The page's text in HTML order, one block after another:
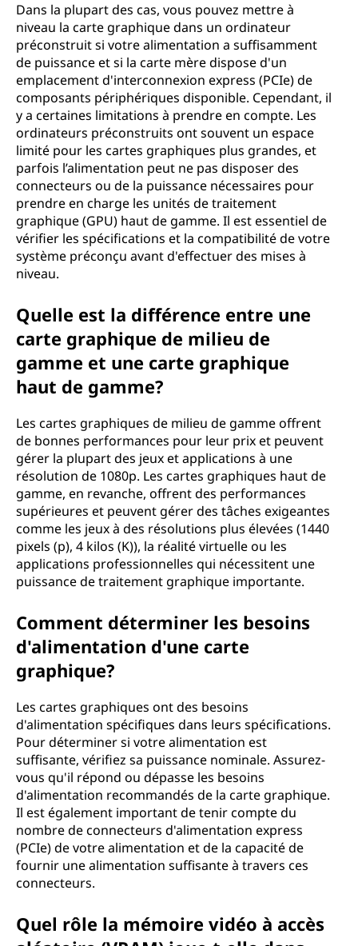
Dans la plupart des cas, vous pouvez mettre à
niveau la carte graphique dans un ordinateur
préconstruit si votre alimentation a suffisamment
de puissance et si la carte mère dispose d'un
emplacement d'interconnexion express (PCIe) de
composants périphériques disponible. Cependant, il
y a certaines limitations à prendre en compte. Les
ordinateurs préconstruits ont souvent un espace
limité pour les cartes graphiques plus grandes, et
parfois l’alimentation peut ne pas disposer des
connecteurs ou de la puissance nécessaires pour
prendre en charge les unités de traitement
graphique (GPU) haut de gamme. Il est essentiel de
vérifier les spécifications et la compatibilité de votre
système préconçu avant d'effectuer des mises à
niveau.
Quelle est la différence entre une
carte graphique de milieu de
gamme et une carte graphique
haut de gamme?
Les cartes graphiques de milieu de gamme offrent
de bonnes performances pour leur prix et peuvent
gérer la plupart des jeux et applications à une
résolution de 1080p. Les cartes graphiques haut de
gamme, en revanche, offrent des performances
supérieures et peuvent gérer des tâches exigeantes
comme les jeux à des résolutions plus élevées (1440
pixels (p), 4 kilos (K)), la réalité virtuelle ou les
applications professionnelles qui nécessitent une
puissance de traitement graphique importante.
Comment déterminer les besoins
d'alimentation d'une carte
graphique?
Les cartes graphiques ont des besoins
d'alimentation spécifiques dans leurs spécifications.
Pour déterminer si votre alimentation est
suffisante, vérifiez sa puissance nominale. Assurez-
vous qu'il répond ou dépasse les besoins
d'alimentation recommandés de la carte graphique.
Il est également important de tenir compte du
nombre de connecteurs d'alimentation express
(PCIe) de votre alimentation et de la capacité de
fournir une alimentation suffisante à travers ces
connecteurs.
Quel rôle la mémoire vidéo à accès